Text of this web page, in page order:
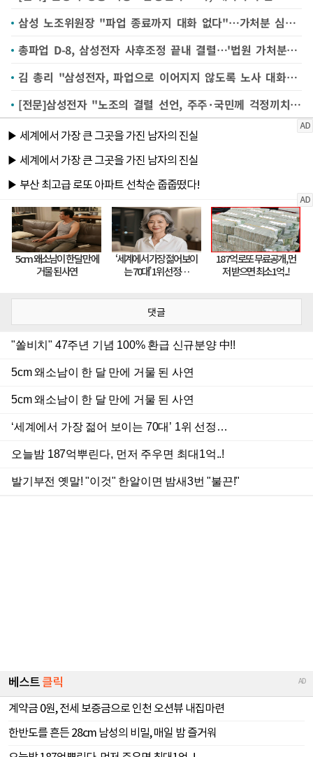
삼성 노조위원장 "파업 종료까지 대화 없다"…가처분 심문 종료
총파업 D-8, 삼성전자 사후조정 끝내 결렬…'법원 가처분 결정'에 운명 달렸다
김 총리 "삼성전자, 파업으로 이어지지 않도록 노사 대화 적극 지원"
[전문]삼성전자 "노조의 결렬 선언, 주주·국민께 걱정끼치는 행동…매우 유감"
댓글